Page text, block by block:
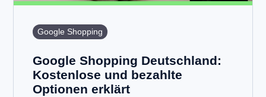
Google Shopping
Google Shopping Deutschland:
Kostenlose und bezahlte
Optionen erklärt